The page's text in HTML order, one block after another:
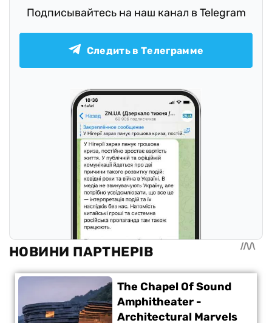
Подписывайтесь на наш канал в Telegram
Следить в Телеграмме